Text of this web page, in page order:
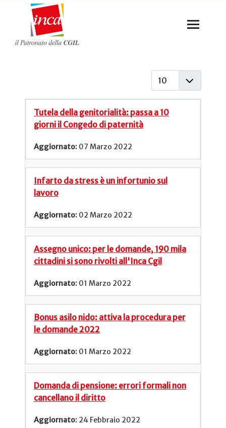
Visualizza #
Tutela della genitorialità: passa a 10
giorni il Congedo di paternità
07 Marzo 2022
Infarto da stress è un infortunio sul
lavoro
02 Marzo 2022
Assegno unico: per le domande, 190 mila
cittadini si sono rivolti all'Inca Cgil
01 Marzo 2022
Bonus asilo nido: attiva la procedura per
le domande 2022
01 Marzo 2022
Domanda di pensione: errori formali non
cancellano il diritto
24 Febbraio 2022